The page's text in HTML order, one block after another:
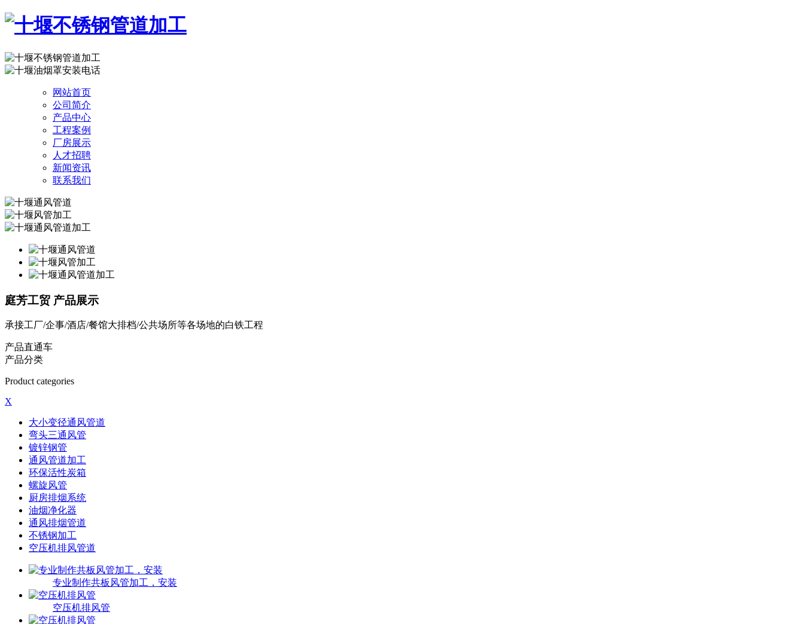
网站首页
公司简介
产品中心
工程案例
厂房展示
人才招聘
新闻资讯
联系我们
庭芳工贸 产品展示
承接工厂/企事/酒店/餐馆大排档/公共场所等各场地的白铁工程
产品直通车
产品分类
Product categories
X
大小变径通风管道
弯头三通风管
镀锌钢管
通风管道加工
环保活性炭箱
螺旋风管
厨房排烟系统
油烟净化器
通风排烟管道
不锈钢加工
空压机排风管道
专业制作共板风管加工，安装
空压机排风管